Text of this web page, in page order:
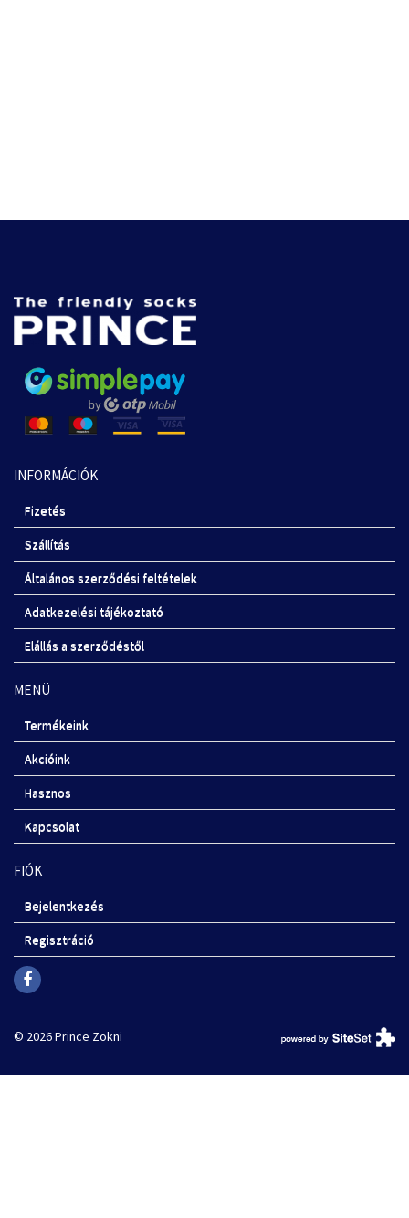
INFORMÁCIÓK
Fizetés
Szállítás
Általános szerződési feltételek
Adatkezelési tájékoztató
Elállás a szerződéstől
MENÜ
Termékeink
Akcióink
Hasznos
Kapcsolat
FIÓK
Bejelentkezés
Regisztráció
© 2026 Prince Zokni